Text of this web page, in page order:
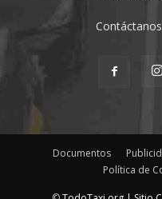
Documentos
Política de